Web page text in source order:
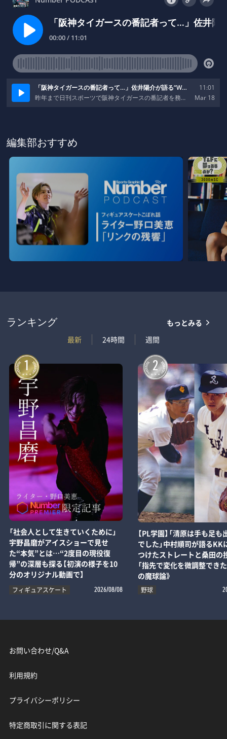
編集部おすすめ
ランキング
最新
24時間 週間
もっとみる
1
「社会人として生きていくために」
宇野昌磨がアイスショーで見せ
た“本気”とは…“2度目の現役復
帰”の深層も探る【初演の様子を10
分のオリジナル動画で】
フィギュアスケート 2026/08/08
2
【PL学園】「清原は手も足も
でした」中村順司が語るKK
つけたストレートと桑田の
「指先で変化を微調整できた
の魔球論》
野球
お問い合わせ/Q&A
利用規約
プライバシーポリシー
特定商取引に関する表記